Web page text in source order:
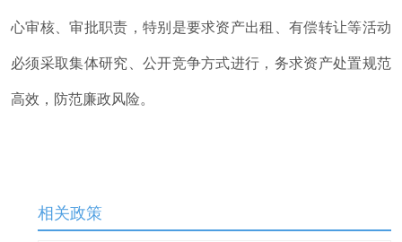
心审核、审批职责 ， 特别是要求资产出租、有偿转让等活动
必须采取集体研究、公开竞争方式进行 ， 务求资产处置规范
高效 ， 防范廉政风险。
相关政策